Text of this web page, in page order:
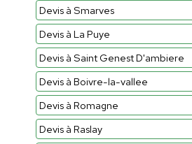
Devis à Smarves
Devis à La Puye
Devis à Saint Genest D'ambiere
Devis à Boivre-la-vallee
Devis à Romagne
Devis à Raslay